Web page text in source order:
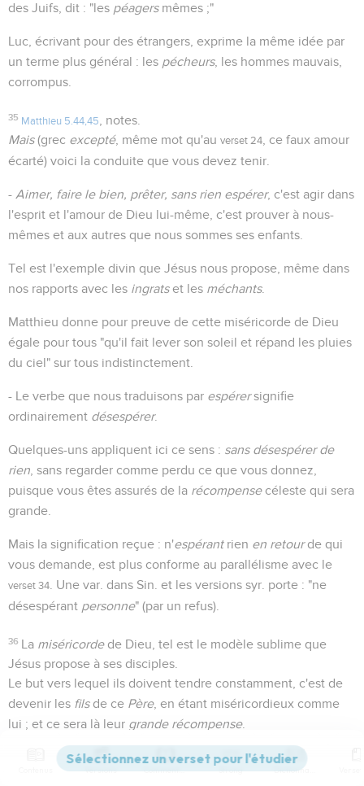
des Juifs, dit : "les péagersmêmes ;"
Luc, écrivant pour des étrangers, exprime la même idée par
un terme plus général : les pécheurs, les hommes mauvais,
corrompus.
35 Matthieu 5.44,45
, notes.
Mais(grec excepté, même mot qu'au verset 24
, ce faux amour
écarté) voici la conduite que vous devez tenir.
- Aimer, faire le bien, prêter, sans rien espérer, c'est agir dans
l'esprit et l'amour de Dieu lui-même, c'est prouver à nous-
mêmes et aux autres que nous sommes ses enfants.
Tel est l'exemple divin que Jésus nous propose, même dans
nos rapports avec les ingratset les méchants.
Matthieu donne pour preuve de cette miséricorde de Dieu
égale pour tous "qu'il fait lever son soleil et répand les pluies
du ciel" sur tous indistinctement.
- Le verbe que nous traduisons par espérersignifie
ordinairement désespérer.
Quelques-uns appliquent ici ce sens : sans désespérer de
rien , sans regarder comme perdu ce que vous donnez,
puisque vous êtes assurés de la récompensecéleste qui sera
grande.
Mais la signification reçue : n'espérantrien en retourde qui
vous demande, est plus conforme au parallélisme avec le
verset 34
. Une var. dans Sin. et les versions syr. porte : "ne
désespérant personne" (par un refus).
36 La miséricordede Dieu, tel est le modèle sublime que
Jésus propose à ses disciples.
Le but vers lequel ils doivent tendre constamment, c'est de
devenir les filsde ce Père, en étant miséricordieux comme
lui ; et ce sera là leur grande récompense.
- Matthieu (Matthieu 5.48) conclut la première partie de son
Versions Commentaires Strong